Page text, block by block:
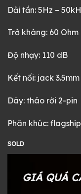
Dải tần: 5Hz –
Trở kháng: 60 Ohm
Độ nhạy: 110 dB
Kết nối: jack 3.5mm
Dây: tháo rời 2-pin
Phân khúc: flagship
SOLD
GIÁ QUÁ